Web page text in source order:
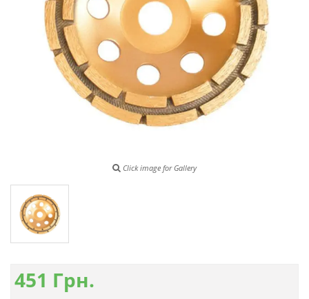
Click image for Gallery
451 Грн.